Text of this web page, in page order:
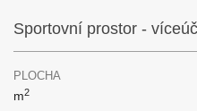
Sportovní prostor -
PLOCHA
m2